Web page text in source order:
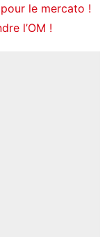
le mercato !
l’OM !